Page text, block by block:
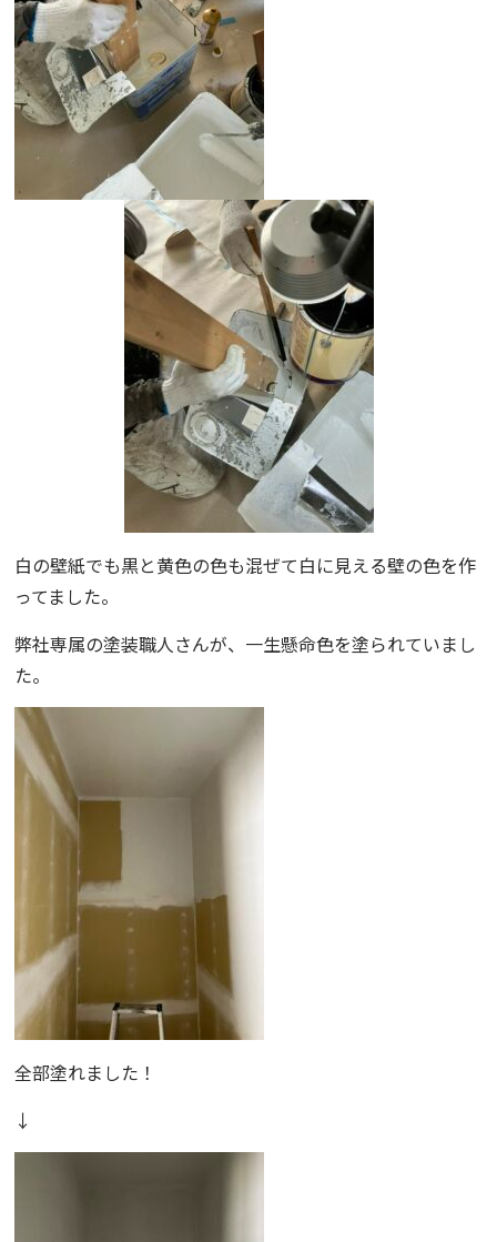
白の壁紙でも黒と黄色の色も混ぜて白に見える壁の色を作
ってました。
弊社専属の塗装職人さんが、一生懸命色を塗られていまし
た。
全部塗れました！
↓